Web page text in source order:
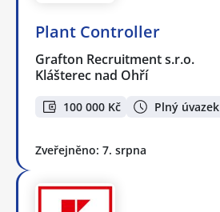
Plant Controller
Grafton Recruitment s.r.o.
Klášterec nad Ohří
100 000 Kč Plný úvazek
Zveřejněno: 7. srpna